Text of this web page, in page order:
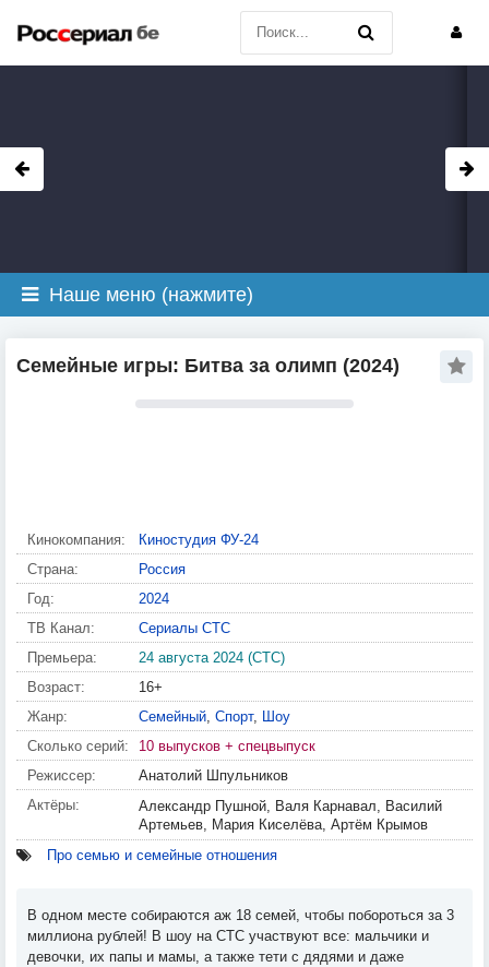
Наше меню (нажмите)
Семейные игры: Битва за олимп (2024)
Кинокомпания:
Киностудия ФУ-24
Страна:
Россия
Год:
2024
ТВ Канал:
Сериалы СТС
Премьера:
24 августа 2024 (СТС)
Возраст:
16+
Жанр:
Семейный, Спорт, Шоу
Сколько серий:
10 выпусков + спецвыпуск
Режиссер:
Анатолий Шпульников
Актёры:
Александр Пушной, Валя Карнавал, Василий
Артемьев, Мария Киселёва, Артём Крымов
Про семью и семейные отношения
В одном месте собираются аж 18 семей, чтобы побороться за 3
миллиона рублей! В шоу на СТС участвуют все: мальчики и
девочки, их папы и мамы, а также тети с дядями и даже